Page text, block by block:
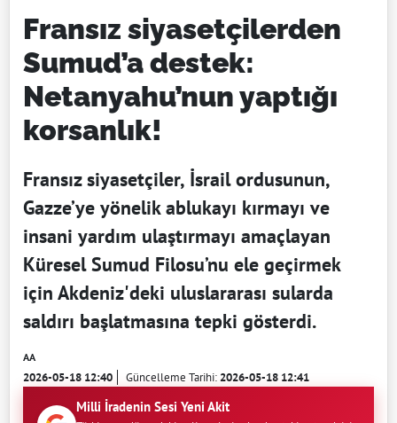
Fransız siyasetçilerden
Sumud’a destek:
Netanyahu’nun yaptığı
korsanlık!
Fransız siyasetçiler, İsrail ordusunun,
Gazze’ye yönelik ablukayı kırmayı ve
insani yardım ulaştırmayı amaçlayan
Küresel Sumud Filosu’nu ele geçirmek
için Akdeniz'deki uluslararası sularda
saldırı başlatmasına tepki gösterdi.
AA
2026-05-18 12:40 Güncelleme Tarihi:2026-05-18 12:41
Milli İradenin Sesi Yeni Akit